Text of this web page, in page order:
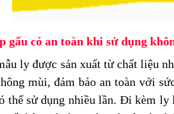
gấu có an toàn khi sử dụng
ly được sản xuất từ chất liệu
mùi, đảm bảo an toàn với
thể sử dụng nhiều lần. Đi kèm ly